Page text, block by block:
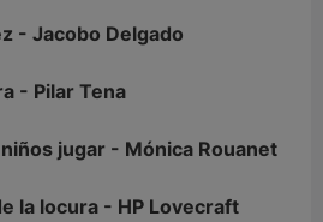
- Jacobo Delgado
- Pilar Tena
jugar - Mónica Rouanet
la locura - HP Lovecraft